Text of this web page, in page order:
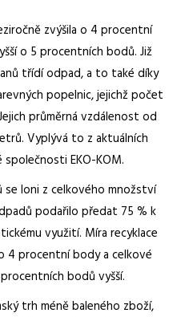
zvýšila o 4 procentní
o 5 procentních bodů. Již
třídí odpad, a to také díky
popelnic, jejichž počet
průměrná vzdálenost od
Vyplývá to z aktuálních
EKO-KOM.
loni z celkového množství
podařilo předat 75 % k
využití. Míra recyklace
4 procentní body a celkové
bodů vyšší.
trh méně baleného zboží,